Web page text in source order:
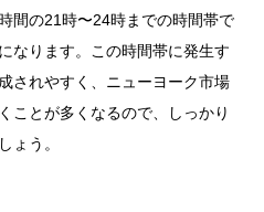
間の21時〜24時までの時間帯で
なります。この時間帯に発生す
されやすく、ニューヨーク市場
ことが多くなるので、しっかり
ょう。